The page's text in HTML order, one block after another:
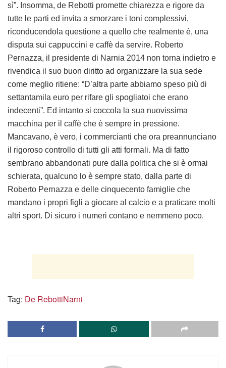
sì”. Insomma, de Rebotti promette chiarezza e rigore da
tutte le parti ed invita a smorzare i toni complessivi,
riconducendola questione a quello che realmente è, una
disputa sui cappuccini e caffè da servire. Roberto
Pernazza, il presidente di Narnia 2014 non torna indietro e
rivendica il suo buon diritto ad organizzare la sua sede
come meglio ritiene: “D’altra parte abbiamo speso più di
settantamila euro per rifare gli spogliatoi che erano
indecenti”. Ed intanto si coccola la sua nuovissima
macchina per il caffè che è sempre in pressione.
Mancavano, è vero, i commercianti che ora preannunciano
il rigoroso controllo di tutti gli atti formali. Ma di fatto
sembrano abbandonati pure dalla politica che si è ormai
schierata, qualcuno lo è sempre stato, dalla parte di
Roberto Pernazza e delle cinquecento famiglie che
mandano i propri figli a giocare al calcio e a praticare molti
altri sport. Di sicuro i numeri contano e nemmeno poco.
Tag: De RebottiNarni